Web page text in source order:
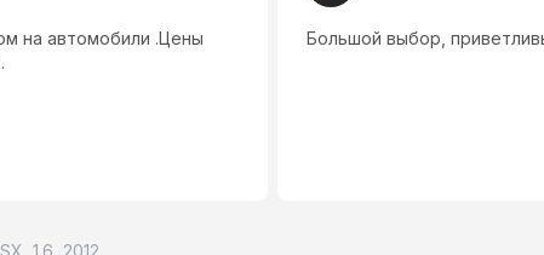
на автомобили .Цены
Большой выбор,
1.6, 2012